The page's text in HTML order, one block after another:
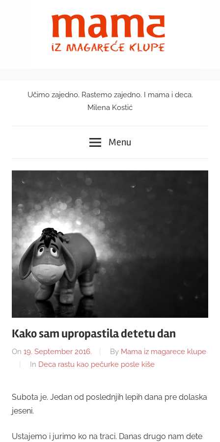
Mama
magareće
klupe
Učimo zajedno. Rastemo zajedno. I mama i deca.
Milena Kostić
Menu
Kako sam upropastila detetu dan
On 19. September 2016. By Mama iz magarece klupe
In Deca rastu kao pečurke posle kiše
Subota je. Jedan od poslednjih lepih dana pre dolaska
jeseni.
Ustajemo i jurimo ko na traci. Danas drugo nam dete